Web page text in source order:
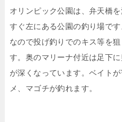
オリンピック公園は、弁天橋
すぐ左にある公園の釣り場で
なので投げ釣りでのキス等を
す。奥のマリーナ付近は足下
が深くなっています。ベイト
メ、マゴチが釣れます。